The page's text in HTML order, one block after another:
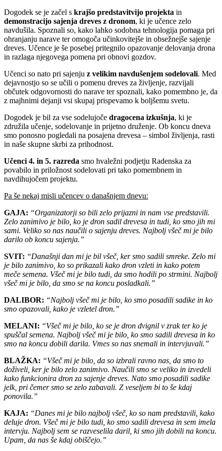
Dogodek se je začel s krajšo predstavitvijo projekta in
demonstracijo sajenja dreves z dronom, ki je učence zelo
navdušila. Spoznali so, kako lahko sodobna tehnologija pomaga pri
ohranjanju narave ter omogoča učinkovitejše in obsežnejše sajenje
dreves. Učence je še posebej pritegnilo opazovanje delovanja drona
in razlaga njegovega pomena pri obnovi gozdov.
Učenci so nato pri sajenju z velikim navdušenjem sodelovali. Med
dejavnostjo so se učili o pomenu dreves za življenje, razvijali
občutek odgovornosti do narave ter spoznali, kako pomembno je, da
z majhnimi dejanji vsi skupaj prispevamo k boljšemu svetu.
Dogodek je bil za vse sodelujoče dragocena izkušnja, ki je
združila učenje, sodelovanje in prijetno druženje. Ob koncu dneva
smo ponosno pogledali na posajena drevesa – simbol življenja, rasti
in naše skupne skrbi za prihodnost.
Učenci 4. in 5. razreda smo hvaležni podjetju Radenska za
povabilo in priložnost sodelovati pri tako pomembnem in
navdihujočem projektu.
Pa še nekaj misli učencev o današnjem dnevu:
GAJA: “Organizatorji so bili zelo prijazni in nam vse predstavili.
Zelo zanimivo je bilo, ko je dron sadil drevesa in tudi, ko smo jih mi
sami. Veliko so nas naučili o sajenju dreves. Najbolj všeč mi je bilo
darilo ob koncu sajenja.”
SVIT: “Današnji dan mi je bil všeč, ker smo sadili smreke. Zelo mi
je bilo zanimivo, ko so prikazali kako dron vzleti in kako potem
meče semena. Všeč mi je bilo tudi, da smo hodili po strmini. Najbolj
všeč mi je bilo, da smo se na koncu posladkali.”
DALIBOR: “Najbolj všeč mi je bilo, ko smo posadili sadike in ko
smo opazovali, kako je vzletel dron.”
MELANI: “Všeč mi je bilo, ko se je dron dvignil v zrak ter ko je
spuščal semena. Najbolj všeč mi je bilo, ko smo sadili drevesa in ko
smo na koncu dobili darila. Vmes so nas snemali in intervjuvali.”
BLAŽKA: “Všeč mi je bilo, da so izbrali ravno nas, da smo to
doživeli, ker je bilo zelo zanimivo. Naučili smo se veliko in izvedeli
kako funkcionira dron za sajenje dreves. Nato smo posadili sadike
jelk, pri čemer smo se zelo zabavali. Z veseljem bi to še kdaj
ponovila.”
KAJA: “Danes mi je bilo najbolj všeč, ko so nam predstavili, kako
deluje dron. Všeč mi je bilo tudi, ko smo sadili drevesa in sem imela
intervju. Najbolj sem se razveselila daril, ki smo jih dobili na koncu.
Upam, da nas še kdaj obiščejo.”